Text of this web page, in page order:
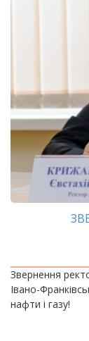
Звернення
Івано-
нафти і газу!